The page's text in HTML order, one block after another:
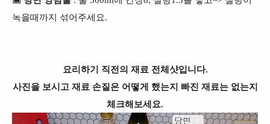
녹을때까지 섞어주세요.
요리하기 직전의 재료 전체샷입니다.
사진을 보시고 재료 손질은 어떻게 했는지 빠진 재료는 없는지
체크해보세요.